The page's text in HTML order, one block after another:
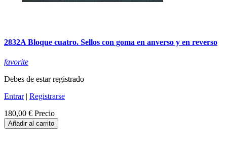
2832A Bloque cuatro. Sellos con goma en anverso y en reverso
favorite
Debes de estar registrado
Entrar| Registrarse
180,00 € Precio
Añadir al carrito